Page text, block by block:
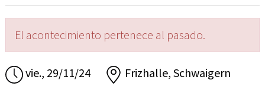
El acontecimiento pertenece al pasado.
vie., 29/11/24 Frizhalle, Schwaigern